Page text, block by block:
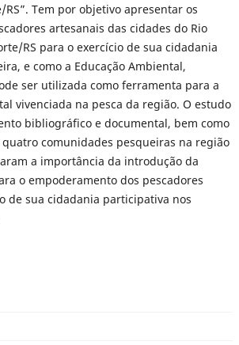
RS”. Tem por objetivo apresentar os
artesanais das cidades do Rio
RS para o exercício de sua cidadania
e como a Educação Ambiental,
ser utilizada como ferramenta para a
vivenciada na pesca da região. O estudo
bibliográfico e documental, bem como
comunidades pesqueiras na região
a importância da introdução da
o empoderamento dos pescadores
de sua cidadania participativa nos